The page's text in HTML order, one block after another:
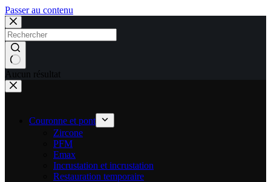
Passer au contenu
Aucun résultat
Couronne et pont
Zircone
PFM
Emax
Incrustation et incrustation
Restauration temporaire